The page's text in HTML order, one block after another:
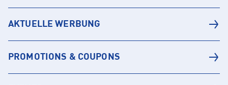
AKTUELLE WERBUNG
PROMOTIONS & COUPONS